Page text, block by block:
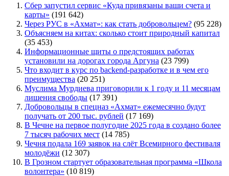
Сбер запустил сервис «Куда привязаны ваши счета и
карты» (191 642)
Через РУС в «Ахмат»: как стать добровольцем? (95 228)
Объясняем на китах: сколько стоит природный капитал
(35 453)
Информационные щиты о предстоящих работах
установили на дорогах города Аргуна (23 799)
Что входит в курс по backend-разработке и в чем его
преимущества (20 251)
Муслима Мурдиева приговорили к 1 году и 11 месяцам
лишения свободы (17 391)
Добровольцы в спецназ «Ахмат» ежемесячно будут
получать от 200 тыс. рублей (17 169)
В Чечне на первое полугодие 2025 года в создано более
7 тысяч рабочих мест (14 785)
Чечня подала 169 заявок на слёт Всемирного фестиваля
молодёжи (12 307)
В Грозном стартует образовательная программа «Школа
волонтера» (10 819)